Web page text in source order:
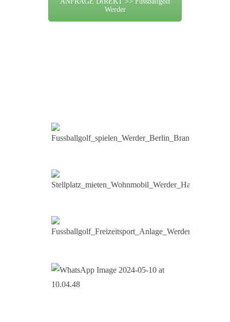
Werder